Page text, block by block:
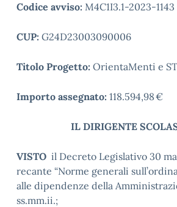
Codice avviso: M4C1I3.1-2023-1143
CUP: G24D23003090006
Titolo Progetto: OrientaMenti e
Importo assegnato: 118.594,98 €
IL DIRIGENTE
VISTO il Decreto Legislativo 30
recante “Norme generali
alle dipendenze della
ss.mm.ii.;